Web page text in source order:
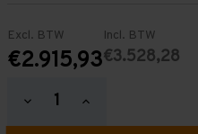
Excl. BTW
€2.915,93
Incl. BTW
€3.528,28
Hoeveelheid
verlagen
Hoeveelheid
verhogen